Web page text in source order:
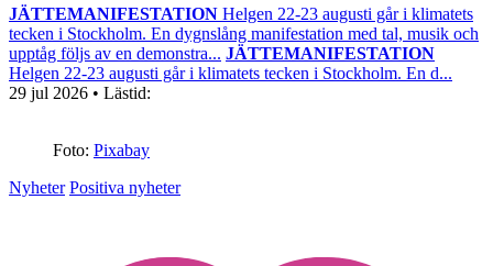
JÄTTEMANIFESTATION Helgen 22-23 augusti går i klimatets
tecken i Stockholm. En dygnslång manifestation med tal, musik och
upptåg följs av en demonstra... JÄTTEMANIFESTATION
Helgen 22-23 augusti går i klimatets tecken i Stockholm. En d...
29 jul 2026 • Lästid:
Foto: Pixabay
Nyheter Positiva nyheter